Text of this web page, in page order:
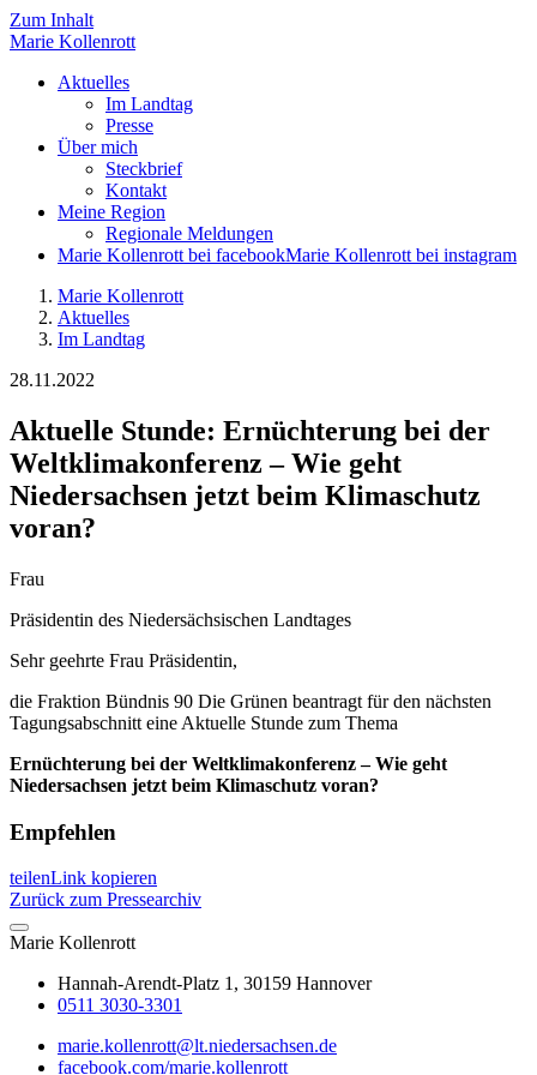
Zum Inhalt
Marie Kollenrott
Aktuelles
Im Landtag
Presse
Über mich
Steckbrief
Kontakt
Meine Region
Regionale Meldungen
Marie Kollenrott bei facebookMarie Kollenrott bei instagram
Marie Kollenrott
Aktuelles
Im Landtag
28.11.2022
Aktuelle Stunde: Ernüchterung bei der
Weltklimakonferenz – Wie geht
Niedersachsen jetzt beim Klimaschutz
voran?
Frau
Präsidentin des Niedersächsischen Landtages
Sehr geehrte Frau Präsidentin,
die Fraktion Bündnis 90 Die Grünen beantragt für den nächsten
Tagungsabschnitt eine Aktuelle Stunde zum Thema
Ernüchterung bei der Weltklimakonferenz – Wie geht
Niedersachsen jetzt beim Klimaschutz voran?
Empfehlen
teilenLink kopieren
Zurück zum Pressearchiv
Marie Kollenrott
Hannah-Arendt-Platz 1, 30159 Hannover
0511 3030-3301
marie.kollenrott@lt.niedersachsen.de
facebook.com/marie.kollenrott